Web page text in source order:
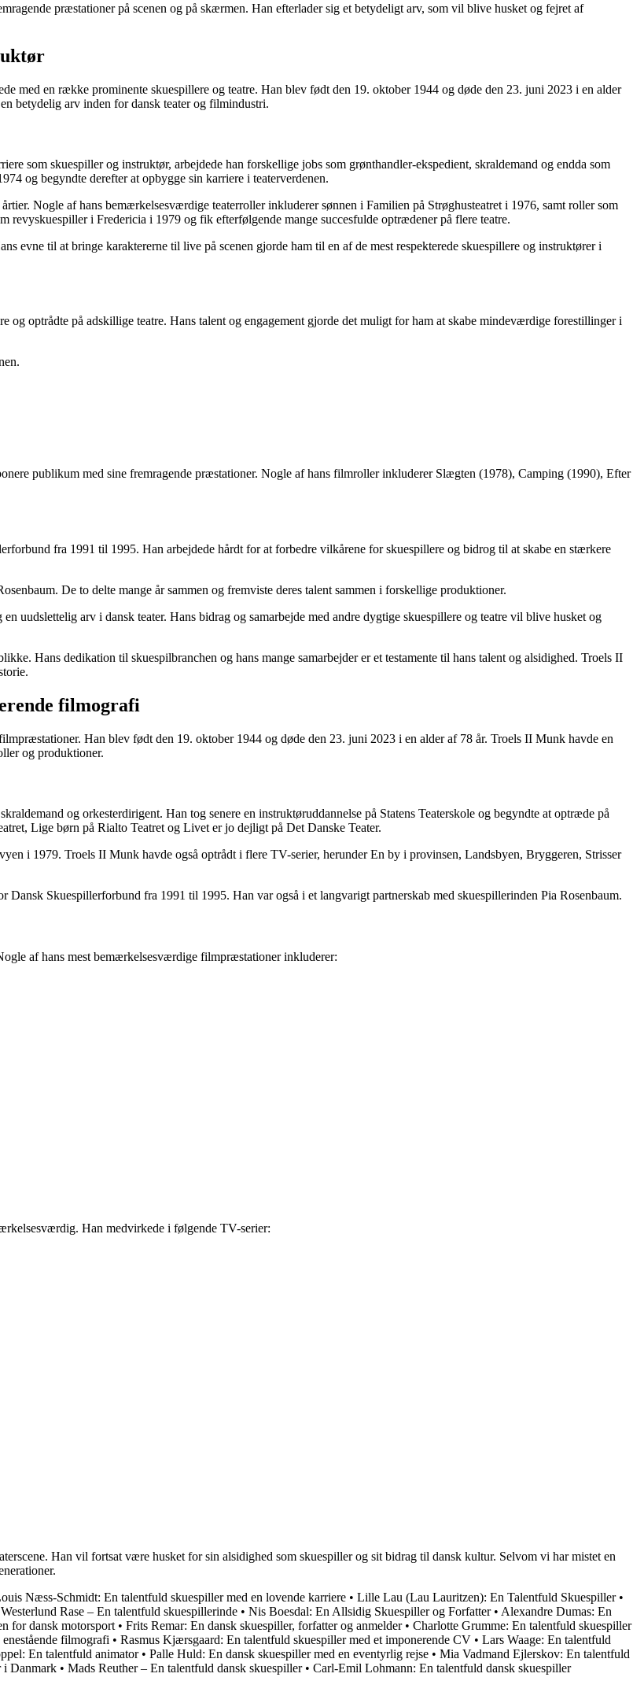
præstationer på scenen og på skærmen. Han efterlader sig et betydeligt arv, som vil blive husket og fejret af
med en række prominente skuespillere og teatre. Han blev født den 19. oktober 1944 og døde den 23. juni 2023 i en alder
betydelig arv inden for dansk teater og filmindustri.
som skuespiller og instruktør, arbejdede han forskellige jobs som grønthandler-ekspedient, skraldemand og endda som
og begyndte derefter at opbygge sin karriere i teaterverdenen.
Nogle af hans bemærkelsesværdige teaterroller inkluderer sønnen i Familien på Strøghusteatret i 1976, samt roller som
revyskuespiller i Fredericia i 1979 og fik efterfølgende mange succesfulde optrædener på flere teatre.
evne til at bringe karaktererne til live på scenen gjorde ham til en af ​​de mest respekterede skuespillere og instruktører i
og optrådte på adskillige teatre. Hans talent og engagement gjorde det muligt for ham at skabe mindeværdige forestillinger i
publikum med sine fremragende præstationer. Nogle af hans filmroller inkluderer Slægten (1978), Camping (1990), Efter
fra 1991 til 1995. Han arbejdede hårdt for at forbedre vilkårene for skuespillere og bidrog til at skabe en stærkere
De to delte mange år sammen og fremviste deres talent sammen i forskellige produktioner.
uudslettelig arv i dansk teater. Hans bidrag og samarbejde med andre dygtige skuespillere og teatre vil blive husket og
Hans dedikation til skuespilbranchen og hans mange samarbejder er et testamente til hans talent og alsidighed. Troels II
filmografi
Han blev født den 19. oktober 1944 og døde den 23. juni 2023 i en alder af 78 år. Troels II Munk havde en
og produktioner.
og orkesterdirigent. Han tog senere en instruktøruddannelse på Statens Teaterskole og begyndte at optræde på
Lige børn på Rialto Teatret og Livet er jo dejligt på Det Danske Teater.
i 1979. Troels II Munk havde også optrådt i flere TV-serier, herunder En by i provinsen, Landsbyen, Bryggeren, Strisser
Skuespillerforbund fra 1991 til 1995. Han var også i et langvarigt partnerskab med skuespillerinden Pia Rosenbaum.
af hans mest bemærkelsesværdige filmpræstationer inkluderer:
Han medvirkede i følgende TV-serier:
Han vil fortsat være husket for sin alsidighed som skuespiller og sit bidrag til dansk kultur. Selvom vi har mistet en
Næss-Schmidt: En talentfuld skuespiller med en lovende karriere • Lille Lau (Lau Lauritzen): En Talentfuld Skuespiller•
Rase – En talentfuld skuespillerinde • Nis Boesdal: En Allsidig Skuespiller og Forfatter• Alexandre Dumas: En
for dansk motorsport• Frits Remar: En dansk skuespiller, forfatter og anmelder• Charlotte Grumme: En talentfuld skuespiller
filmografi • Rasmus Kjærsgaard: En talentfuld skuespiller med et imponerende CV • Lars Waage: En talentfuld
En talentfuld animator• Palle Huld: En dansk skuespiller med en eventyrlig rejse • Mia Vadmand Ejlerskov: En talentfuld
i Danmark • Mads Reuther – En talentfuld dansk skuespiller• Carl-Emil Lohmann: En talentfuld dansk skuespiller